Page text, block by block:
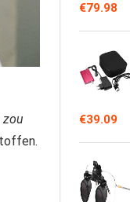
zou
€79.98
€39.09